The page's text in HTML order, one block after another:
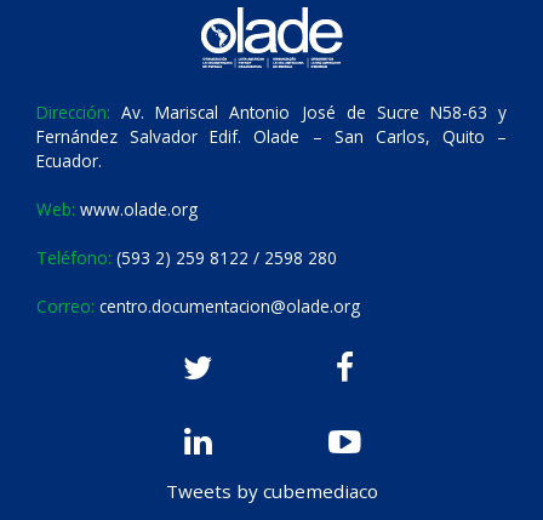
Dirección: Av. Mariscal Antonio José de Sucre N58-63 y
Fernández Salvador Edif. Olade – San Carlos, Quito –
Ecuador.
Web: www.olade.org
Teléfono: (593 2) 259 8122 / 2598 280
Correo: centro.documentacion@olade.org
Tweets by cubemediaco